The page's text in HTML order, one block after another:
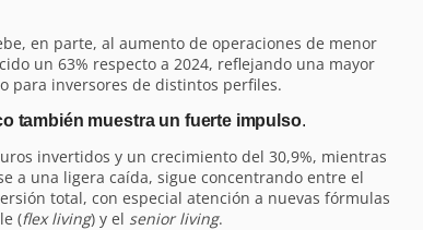
en parte, al aumento de operaciones de menor
un 63% respecto a 2024, reflejando una mayor
para inversores de distintos perfiles.
también muestra un fuerte impulso.
invertidos y un crecimiento del 30,9%, mientras
a una ligera caída, sigue concentrando entre el
total, con especial atención a nuevas fórmulas
(flex living) y el senior living.